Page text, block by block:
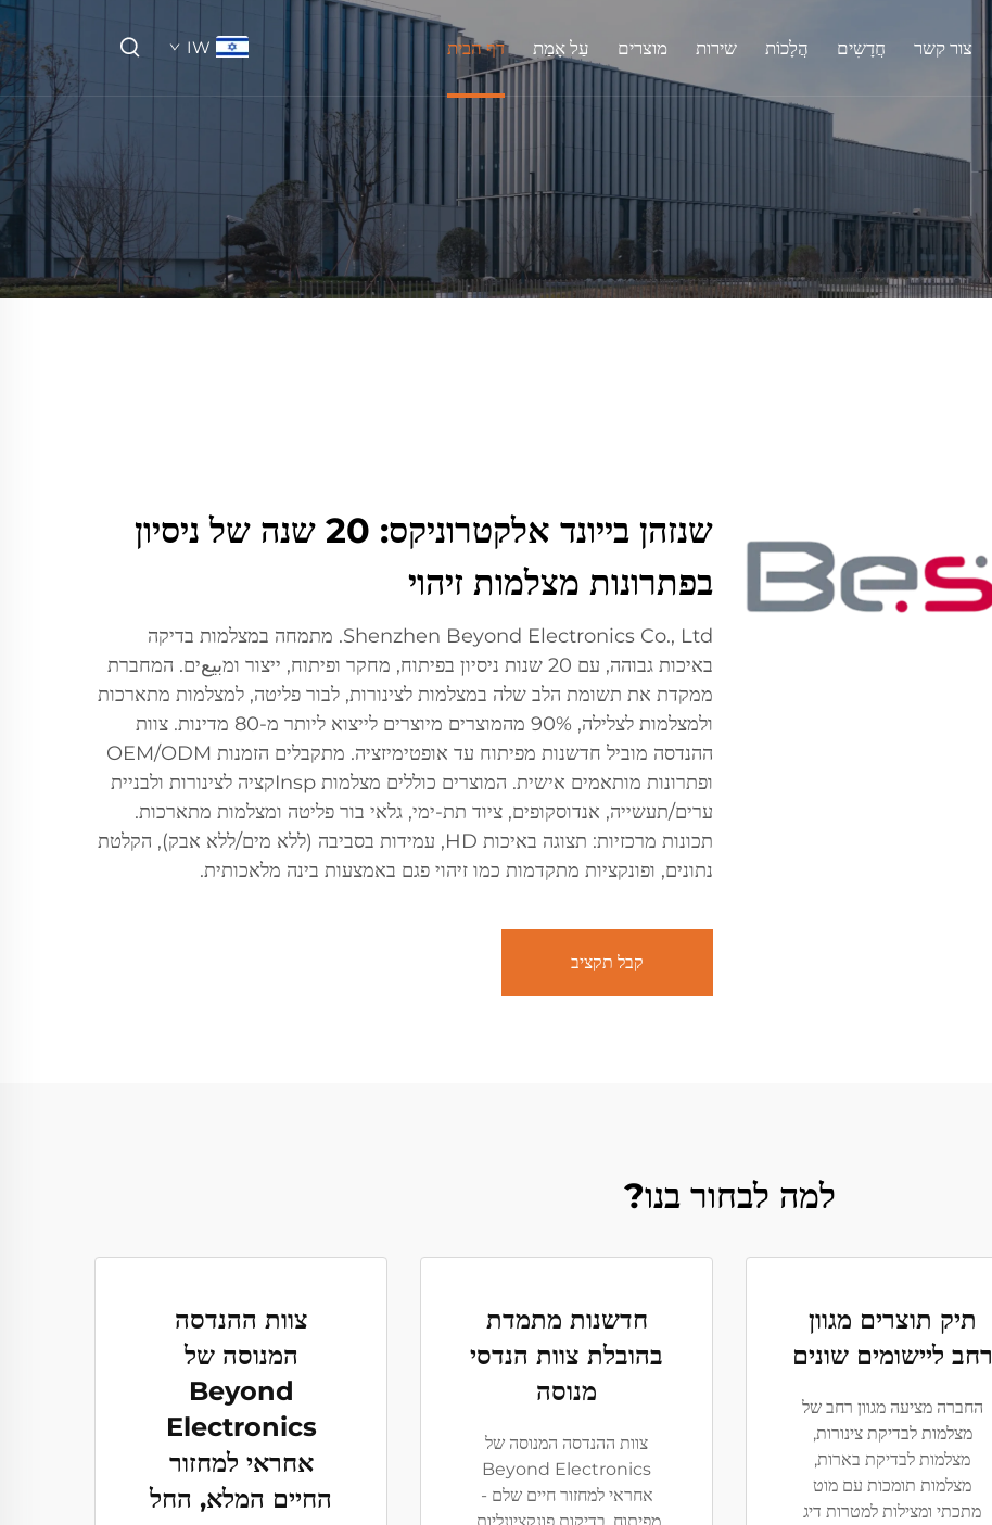
דף הבית עַל אָמַת מוצרים שירות הֲלָכוֹת חֲדָשִים צור קשר IW
שנזהן בייונד אלקטרוניקס: 20 שנה של ניסיון
בפתרונות מצלמות זיהוי
Shenzhen Beyond Electronics Co., Ltd. מתמחה במצלמות בדיקה
באיכות גבוהה, עם 20 שנות ניסיון בפיתוח, מחקר ופיתוח, ייצור ומبيعים. המחברת
ממקדת את תשומת הלב שלה במצלמות לצינורות, לבור פליטה, למצלמות מתארכות
ולמצלמות לצלילה, 90% מהמוצרים מיוצרים לייצוא ליותר מ-80 מדינות. צוות
ההנדסה מוביל חדשנות מפיתוח עד אופטימיזציה. מתקבלים הזמנות OEM/ODM
ופתרונות מותאמים אישית. המוצרים כוללים מצלמות Inspקציה לצינורות ולבניית
ערים/תעשייה, אנדוסקופים, ציוד תת-ימי, גלאי בור פליטה ומצלמות מתארכות.
תכונות מרכזיות: תצוגה באיכות HD, עמידות בסביבה (ללא מים/ללא אבק), הקלטת
נתונים, ופונקציות מתקדמות כמו זיהוי פגם באמצעות בינה מלאכותית.
קבל תקציב
למה לבחור בנו?
תיק תוצרים מגוון
רחב ליישומים שונים
החברה מציעה מגוון רחב של
מצלמות לבדיקת צינורות,
מצלמות לבדיקת בארות,
מצלמות תומכות עם מוט
מתכתי ומצילות למטרות דיג
חדשנות מתמדת
בהובלת צוות הנדסי
מנוסה
צוות ההנדסה המנוסה של
Beyond Electronics
אחראי למחזור חיים שלם -
צוות ההנדסה
המנוסה של
Beyond
Electronics
אחראי למחזור
החיים המלא, החל